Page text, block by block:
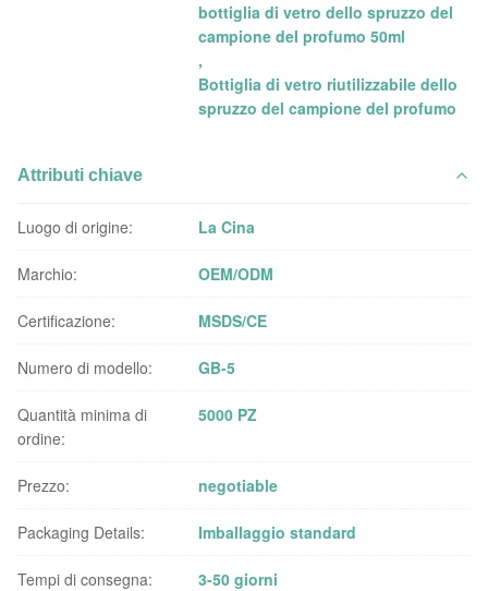
bottiglia di vetro dello spruzzo del
campione del profumo 50ml
,
Bottiglia di vetro riutilizzabile dello
spruzzo del campione del profumo
Attributi chiave
Luogo di origine: La Cina
Marchio: OEM/ODM
Certificazione: MSDS/CE
Numero di modello: GB-5
Quantità minima di
ordine:
5000 PZ
Prezzo: negotiable
Packaging Details: Imballaggio standard
Tempi di consegna: 3-50 giorni